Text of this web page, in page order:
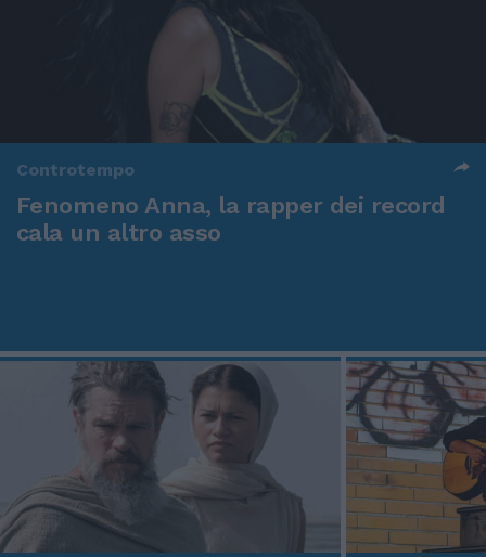
Controtempo
Fenomeno Anna, la rapper dei record
cala un altro asso